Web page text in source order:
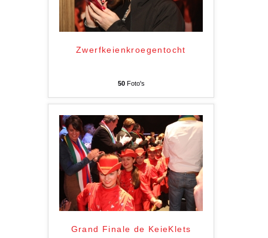
Zwerfkeienkroegentocht
50Foto's
Grand Finale de KeieKlets